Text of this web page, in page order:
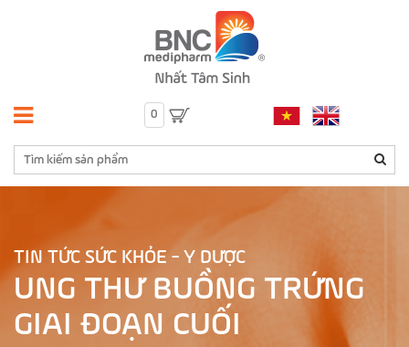
0
TIN TỨC SỨC KHỎE - Y DƯỢC
UNG THƯ BUỒNG TRỨNG
GIAI ĐOẠN CUỐI